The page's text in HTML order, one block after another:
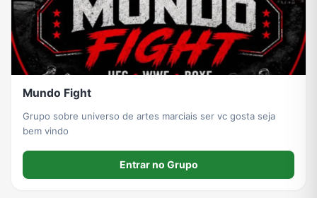
Mundo Fight
Grupo sobre universo de artes marciais ser vc gosta seja
bem vindo
Entrar no Grupo